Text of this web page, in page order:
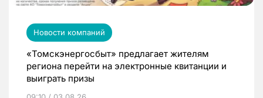
Новости компаний
«Томскэнергосбыт» предлагает жителям
региона перейти на электронные квитанции и
выиграть призы